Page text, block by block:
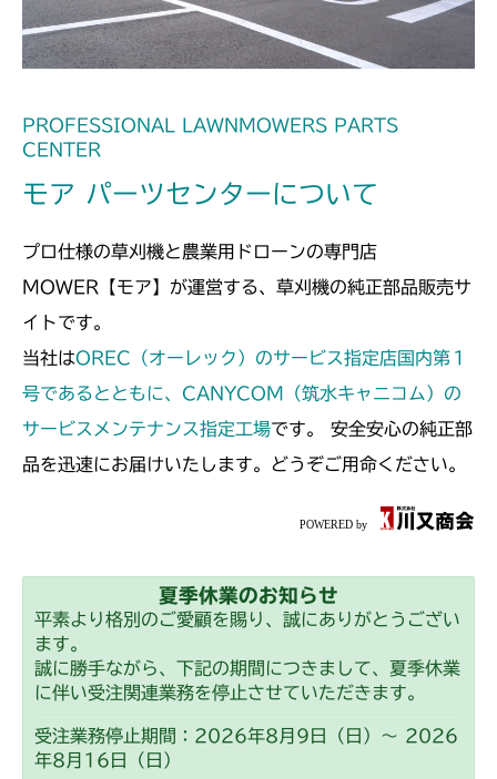
本体 FIG10 リアカバー
CMX2202YCV/YCS
本体 FIG7 リアカバー
CMX2402HC
本体 FIG8 リアカバー
CMX2404HC/V/S
CMX2502
本体 FIG7 リアカバー
PROFESSIONAL LAWNMOWERS PARTS
CENTER
モア パーツセンターについて
プロ仕様の草刈機と農業用ドローンの専門店
MOWER【モア】が運営する、草刈機の純正部品販売サ
イトです。
当社はOREC（オーレック）のサービス指定店国内第１
号であるとともに、CANYCOM（筑水キャニコム）の
サービスメンテナンス指定工場です。 安全安心の純正部
品を迅速にお届けいたします。どうぞご用命ください。
夏季休業のお知らせ
平素より格別のご愛顧を賜り、誠にありがとうござい
ます。
誠に勝手ながら、下記の期間につきまして、夏季休業
に伴い受注関連業務を停止させていただきます。
受注業務停止期間：2026年8月9日（日）～ 2026
年8月16日（日）